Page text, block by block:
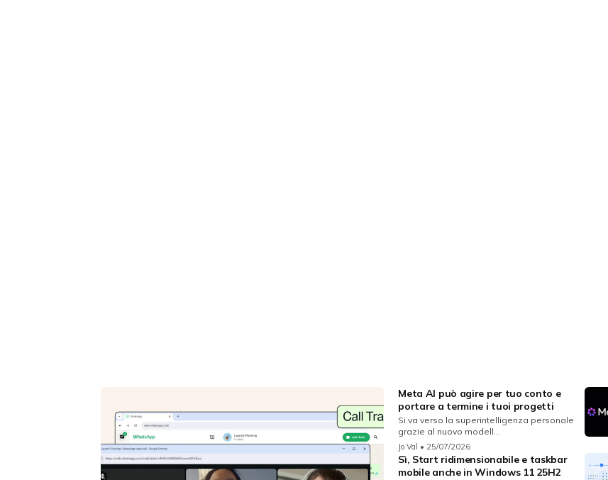
Meta AI può agire per tuo conto e
portare a termine i tuoi progetti
Si va verso la superintelligenza personale
grazie al nuovo modell...
Jo Val • 25/07/2026
Sì, Start ridimensionabile e taskbar
mobile anche in Windows 11 25H2